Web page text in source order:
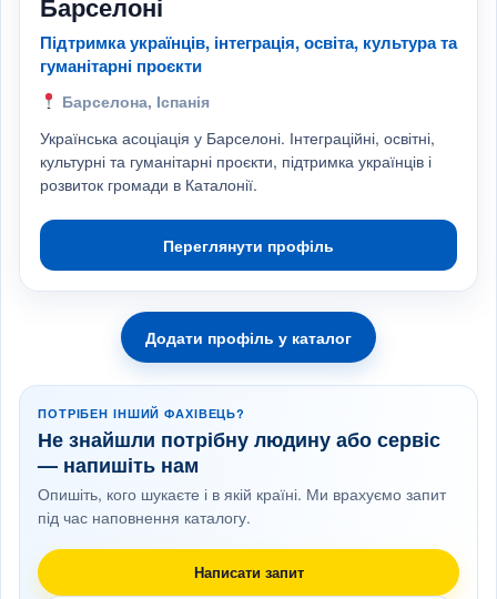
Підтримка українців, інтеграція, освіта, культура та
гуманітарні проєкти
Барселона, Іспанія
Українська асоціація у Барселоні. Інтеграційні, освітні,
культурні та гуманітарні проєкти, підтримка українців і
розвиток громади в Каталонії.
Переглянути профіль
Додати профіль у каталог
ПОТРІБЕН ІНШИЙ ФАХІВЕЦЬ?
Не знайшли потрібну людину або сервіс
— напишіть нам
Опишіть, кого шукаєте і в якій країні. Ми врахуємо запит
під час наповнення каталогу.
Написати запит